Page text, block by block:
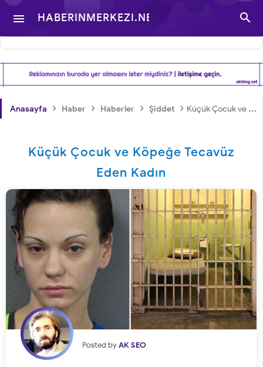
 HABERINMERKEZI.NET
- TÜRKIYE VE DÜNYA
GÜNDEMINDEN

Anasayfa › Haber › Haberler › Şiddet › Küçük Çocuk ve Köpeğe Tecavüz Eden Kadın
Küçük Çocuk ve Köpeğe Tecavüz
Eden Kadın
Posted byAK SEO